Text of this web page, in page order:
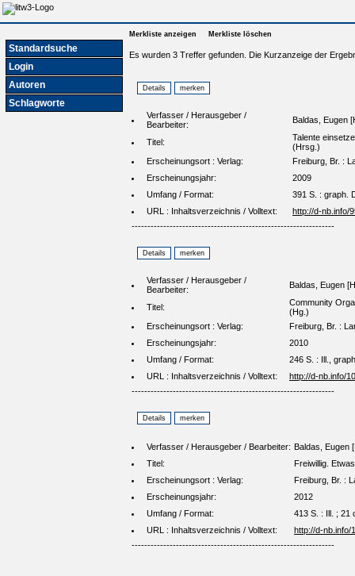
Standardsuche
Login
Autoren
Schlagworte
Merkliste anzeigen Merkliste löschen
Es wurden 3 Treffer gefunden. Die Kurzanzeige der
Verfasser / Herausgeber /
Bearbeiter:
Baldas, Eugen
Titel:
Talente
(Hrsg.)
Erscheinungsort : Verlag:
Freiburg, Br. :
Erscheinungsjahr:
2009
Umfang / Format:
391 S. : graph.
URL : Inhaltsverzeichnis / Volltext:
http://d-nb.info/
----------------------------------------------------------------
Verfasser / Herausgeber /
Bearbeiter:
Baldas, Eugen
Titel:
Community
(Hg.)
Erscheinungsort : Verlag:
Freiburg, Br. :
Erscheinungsjahr:
2010
Umfang / Format:
246 S. : Ill.,
URL : Inhaltsverzeichnis / Volltext:
http://d-nb.info/
----------------------------------------------------------------
Verfasser / Herausgeber / Bearbeiter: Baldas, Eugen
Titel:
Freiwillig.
Erscheinungsort : Verlag:
Freiburg, Br. :
Erscheinungsjahr:
2012
Umfang / Format:
413 S. : Ill. ; 21
URL : Inhaltsverzeichnis / Volltext:
http://d-nb.info/
----------------------------------------------------------------